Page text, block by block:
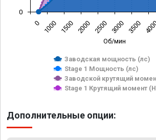
Об/мин
Заводская мощность (лс)
Stage 1 Мощность (лс)
Заводской крутящий
Stage 1 Крутящий момент
0 1000 1500 2000 2500 3000 3500
0
Дополнительные опции: